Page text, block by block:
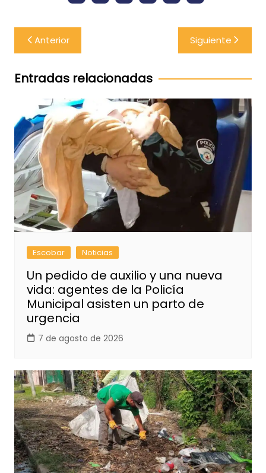
Navegación
de
entradas
Anterior Siguiente
Entradas relacionadas
Escobar Noticias
Un pedido de auxilio y una nueva
vida: agentes de la Policía
Municipal asisten un parto de
urgencia
7 de agosto de 2026